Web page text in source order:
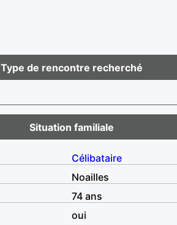
Type de rencontre recherché
Situation familiale
Célibataire
Noailles
74 ans
oui